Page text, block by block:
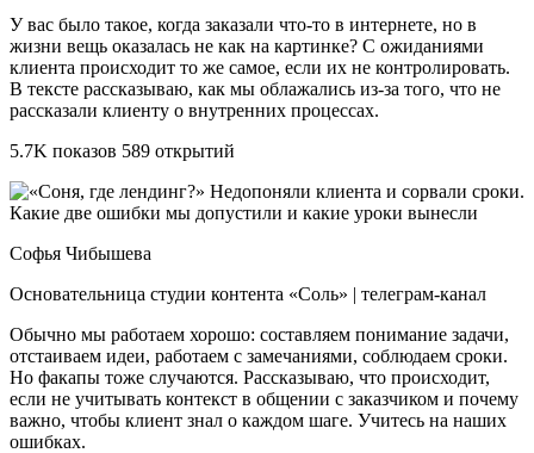
У вас было такое, когда заказали что-то в интернете, но в
жизни вещь оказалась не как на картинке? С ожиданиями
клиента происходит то же самое, если их не контролировать.
В тексте рассказываю, как мы облажались из-за того, что не
рассказали клиенту о внутренних процессах.
5.7K показов 589 открытий
Софья Чибышева
Основательница студии контента «Соль» | телеграм-канал
Обычно мы работаем хорошо: составляем понимание задачи,
отстаиваем идеи, работаем с замечаниями, соблюдаем сроки.
Но факапы тоже случаются. Рассказываю, что происходит,
если не учитывать контекст в общении с заказчиком и почему
важно, чтобы клиент знал о каждом шаге. Учитесь на наших
ошибках.